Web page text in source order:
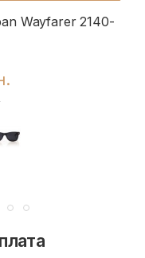
Wayfarer 2140-